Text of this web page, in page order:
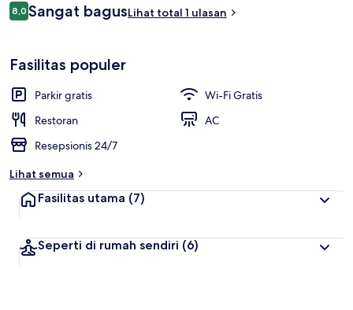
Interior
Ulasan
8,08,0 dari 10
Sangat bagusLihat total 1 ulasan
Fasilitas populer
Parkir gratis
Wi-Fi Gratis
Restoran
AC
Resepsionis 24/7
Lihat semua
Fasilitas utama (7)
Seperti di rumah sendiri (6)